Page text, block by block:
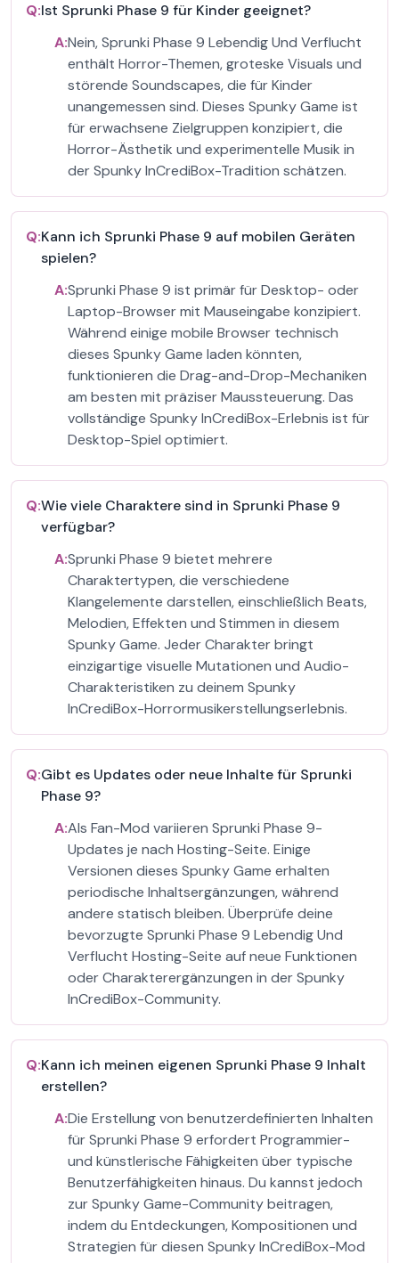
Q:Ist Sprunki Phase 9 für Kinder geeignet?
A:Nein, Sprunki Phase 9 Lebendig Und Verflucht
enthält Horror-Themen, groteske Visuals und
störende Soundscapes, die für Kinder
unangemessen sind. Dieses Spunky Game ist
für erwachsene Zielgruppen konzipiert, die
Horror-Ästhetik und experimentelle Musik in
der Spunky InCrediBox-Tradition schätzen.
Q:Kann ich Sprunki Phase 9 auf mobilen Geräten
spielen?
A:Sprunki Phase 9 ist primär für Desktop- oder
Laptop-Browser mit Mauseingabe konzipiert.
Während einige mobile Browser technisch
dieses Spunky Game laden könnten,
funktionieren die Drag-and-Drop-Mechaniken
am besten mit präziser Maussteuerung. Das
vollständige Spunky InCrediBox-Erlebnis ist für
Desktop-Spiel optimiert.
Q:Wie viele Charaktere sind in Sprunki Phase 9
verfügbar?
A:Sprunki Phase 9 bietet mehrere
Charaktertypen, die verschiedene
Klangelemente darstellen, einschließlich Beats,
Melodien, Effekten und Stimmen in diesem
Spunky Game. Jeder Charakter bringt
einzigartige visuelle Mutationen und Audio-
Charakteristiken zu deinem Spunky
InCrediBox-Horrormusikerstellungserlebnis.
Q:Gibt es Updates oder neue Inhalte für Sprunki
Phase 9?
A:Als Fan-Mod variieren Sprunki Phase 9-
Updates je nach Hosting-Seite. Einige
Versionen dieses Spunky Game erhalten
periodische Inhaltsergänzungen, während
andere statisch bleiben. Überprüfe deine
bevorzugte Sprunki Phase 9 Lebendig Und
Verflucht Hosting-Seite auf neue Funktionen
oder Charakterergänzungen in der Spunky
InCrediBox-Community.
Q:Kann ich meinen eigenen Sprunki Phase 9 Inhalt
erstellen?
A:Die Erstellung von benutzerdefinierten Inhalten
für Sprunki Phase 9 erfordert Programmier-
und künstlerische Fähigkeiten über typische
Benutzerfähigkeiten hinaus. Du kannst jedoch
zur Spunky Game-Community beitragen,
indem du Entdeckungen, Kompositionen und
Strategien für diesen Spunky InCrediBox-Mod